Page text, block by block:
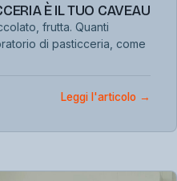
È IL TUO CAVEAU
frutta. Quanti
di pasticceria, come
Leggi l'articolo →